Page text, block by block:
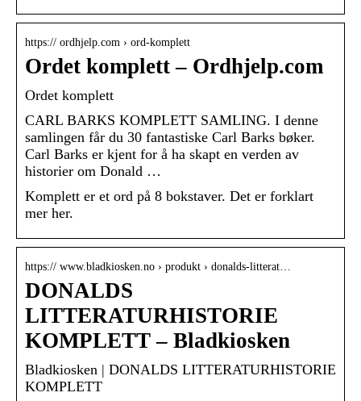
https:// ordhjelp.com › ord-komplett
Ordet komplett – Ordhjelp.com
Ordet komplett
CARL BARKS KOMPLETT SAMLING. I denne
samlingen får du 30 fantastiske Carl Barks bøker.
Carl Barks er kjent for å ha skapt en verden av
historier om Donald …
Komplett er et ord på 8 bokstaver. Det er forklart
mer her.
https:// www.bladkiosken.no › produkt › donalds-litterat…
DONALDS
LITTERATURHISTORIE
KOMPLETT – Bladkiosken
Bladkiosken | DONALDS LITTERATURHISTORIE
KOMPLETT